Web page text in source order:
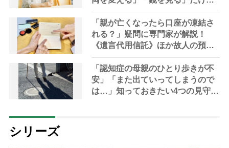
も脳は刺激される
「親が亡くなったら口座が凍結さ
れる？」疑問に専門家が解説！
《遺言代用信託》ほか故人の預金
を引き出す方法やサービス
「認知症の母親のひとり歩きが不
安」「また出ていってしまうので
は…」知っておきたい4つの見守り
シリーズ